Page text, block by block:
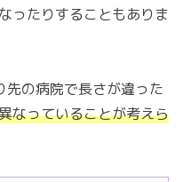
ったりすることもありま
の病院で長さが違った
なっていることが考えら